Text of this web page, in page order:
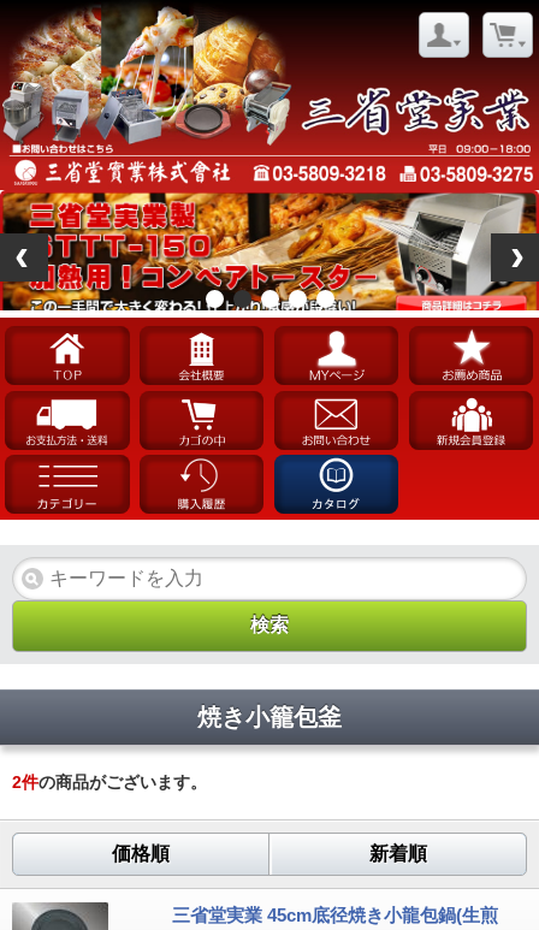
焼き小籠包釜
2件の商品がございます。
価格順 新着順
三省堂実業 45cm底径焼き小龍包鍋(生煎